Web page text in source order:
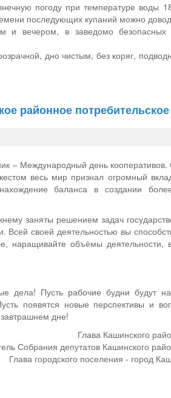
погоду при температуре воды
последующих купаний можно
и вечером, в заведомо безопасных
дно чистым, без коряг,
районное
– Международный день
весь мир признал огромный
баланса в создании
заняты решением задач
Всей своей деятельностью вы
наращивайте объёмы деятельности,
дела! Пусть рабочие будни будут
появятся новые перспективы и
дне!
Глава Кашинского
Собрания депутатов Кашинского
Глава городского поселения - город